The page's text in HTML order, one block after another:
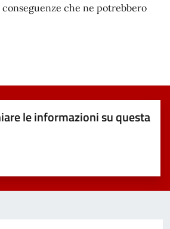
che ne potrebbero
le informazioni su questa
5 stelle su 5
stelle su 5
su 5
5